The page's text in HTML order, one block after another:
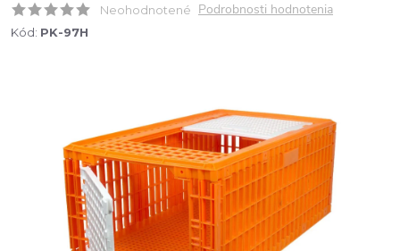
Neohodnotené Podrobnosti hodnotenia
Kód: PK-97H